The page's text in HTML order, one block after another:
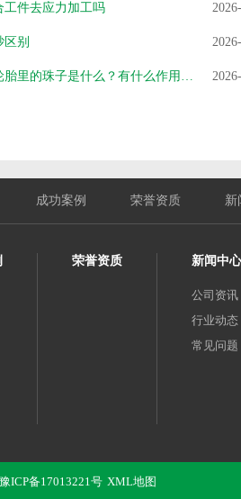
工件去应力加工吗
别
大型货车客车轮胎里的珠子是什么？有什么作用？工作原理是什么？
成功案例 荣誉资质 新
荣誉资质 新闻中心
公司资讯
行业动态
常见问题
豫ICP备17013221号 XML地图